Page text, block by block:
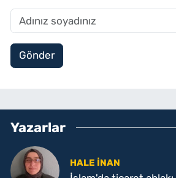
Gönder
Yazarlar
HALE İNAN